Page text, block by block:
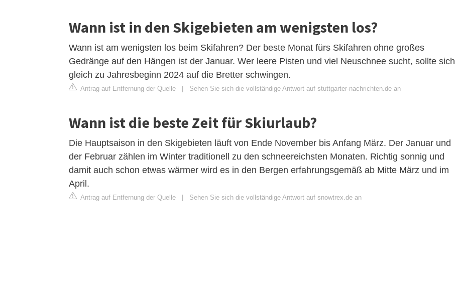
Wann ist in den Skigebieten am wenigsten los?
Wann ist am wenigsten los beim Skifahren? Der beste Monat fürs Skifahren ohne großes
Gedränge auf den Hängen ist der Januar. Wer leere Pisten und viel Neuschnee sucht, sollte sich
gleich zu Jahresbeginn 2024 auf die Bretter schwingen.
Antrag auf Entfernung der Quelle Sehen Sie sich die vollständige Antwort auf stuttgarter-nachrichten.de an
Wann ist die beste Zeit für Skiurlaub?
Die Hauptsaison in den Skigebieten läuft von Ende November bis Anfang März. Der Januar und
der Februar zählen im Winter traditionell zu den schneereichsten Monaten. Richtig sonnig und
damit auch schon etwas wärmer wird es in den Bergen erfahrungsgemäß ab Mitte März und im
April.
Antrag auf Entfernung der Quelle Sehen Sie sich die vollständige Antwort auf snowtrex.de an